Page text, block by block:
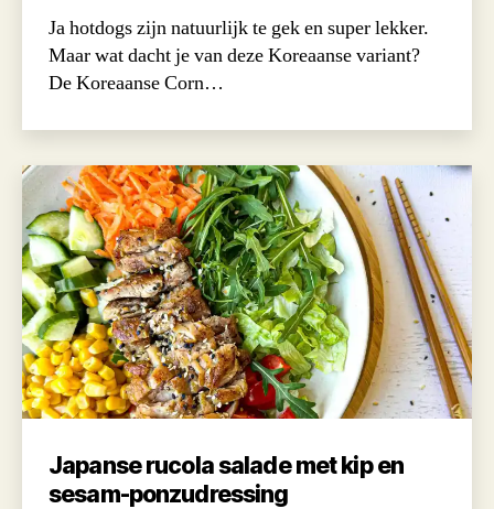
Ja hotdogs zijn natuurlijk te gek en super lekker.
Maar wat dacht je van deze Koreaanse variant?
De Koreaanse Corn…
Japanse rucola salade met kip en
sesam-ponzudressing